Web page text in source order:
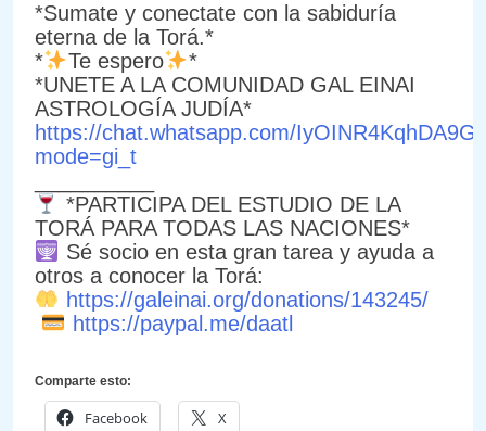
*Sumate y conectate con la sabiduría
eterna de la Torá.*
*
Te espero
*
*UNETE A LA COMUNIDAD GAL EINAI
ASTROLOGÍA JUDÍA*
https://chat.whatsapp.com/
mode=gi_t
*PARTICIPA DEL ESTUDIO DE LA
TORÁ PARA TODAS LAS NACIONES*
Sé socio en esta gran tarea y ayuda a
otros a conocer la Torá:
https://galeinai.org/donations/143245/
https://paypal.me/daatl
Comparte esto:
Facebook X